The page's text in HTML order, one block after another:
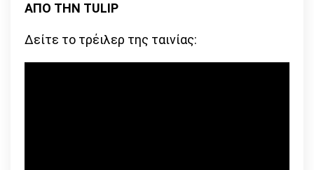
ΑΠΟ ΤΗΝ TULIP
Δείτε το τρέιλερ της ταινίας: